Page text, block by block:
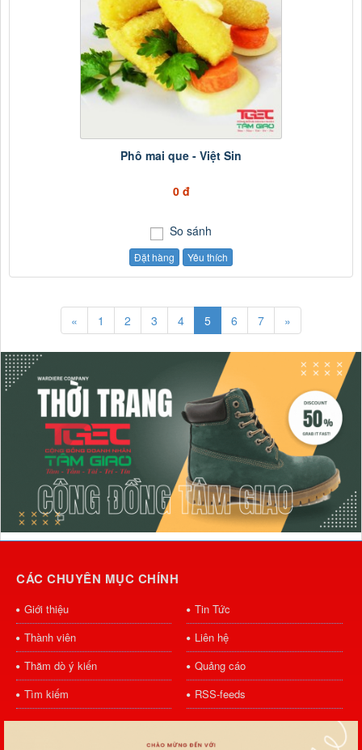
Phô mai que - Việt Sin
0 đ
So sánh
Đặt hàng Yêu thích
« 1 2 3 4 5 6 7 »
CÁC CHUYÊN MỤC CHÍNH
Giới thiệu
Tin Tức
Thành viên
Liên hệ
Thăm dò ý kiến
Quảng cáo
Tìm kiếm
RSS-feeds